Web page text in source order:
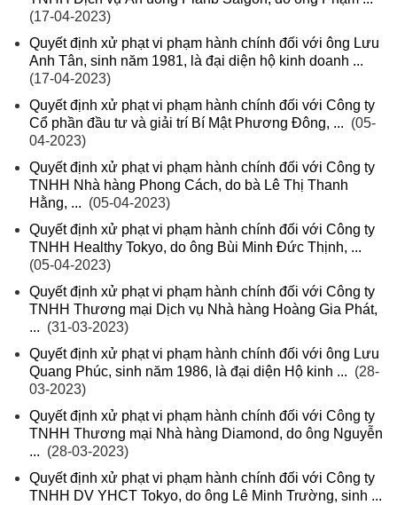
(17-04-2023)
Quyết định xử phạt vi phạm hành chính đối với ông Lưu
Anh Tân, sinh năm 1981, là đại diện hộ kinh doanh ...
(17-04-2023)
Quyết định xử phạt vi phạm hành chính đối với Công ty
Cổ phần đầu tư và giải trí Bí Mật Phương Đông, ... (05-
04-2023)
Quyết định xử phạt vi phạm hành chính đối với Công ty
TNHH Nhà hàng Phong Cách, do bà Lê Thị Thanh
Hằng, ... (05-04-2023)
Quyết định xử phạt vi phạm hành chính đối với Công ty
TNHH Healthy Tokyo, do ông Bùi Minh Đức Thịnh, ...
(05-04-2023)
Quyết định xử phạt vi phạm hành chính đối với Công ty
TNHH Thương mại Dịch vụ Nhà hàng Hoàng Gia Phát,
... (31-03-2023)
Quyết định xử phạt vi phạm hành chính đối với ông Lưu
Quang Phúc, sinh năm 1986, là đại diện Hộ kinh ... (28-
03-2023)
Quyết định xử phạt vi phạm hành chính đối với Công ty
TNHH Thương mại Nhà hàng Diamond, do ông Nguyễn
... (28-03-2023)
Quyết định xử phạt vi phạm hành chính đối với Công ty
TNHH DV YHCT Tokyo, do ông Lê Minh Trường, sinh ...